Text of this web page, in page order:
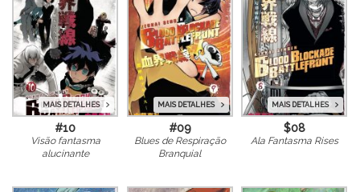
MAIS DETALHES
#10
Visão fantasma
alucinante
MAIS DETALHES
#09
Blues de Respiração
Branquial
MAIS DETALHES
$08
Ala Fantasma Rises